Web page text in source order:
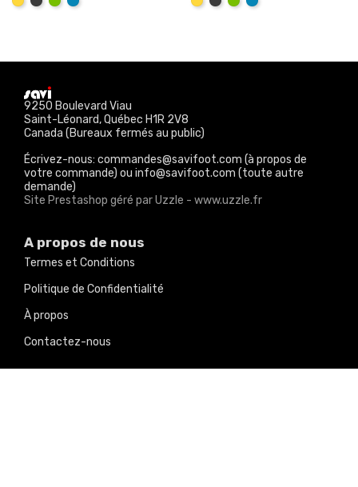
9250 Boulevard Viau
Saint-Léonard, Québec H1R 2V8
Canada (Bureaux fermés au public)
Écrivez-nous: commandes@savifoot.com (à propos de
votre commande) ou info@savifoot.com (toute autre
demande)
Site Prestashop géré par Uzzle - www.uzzle.fr
A propos de nous
Termes et Conditions
Politique de Confidentialité
À propos
Contactez-nous